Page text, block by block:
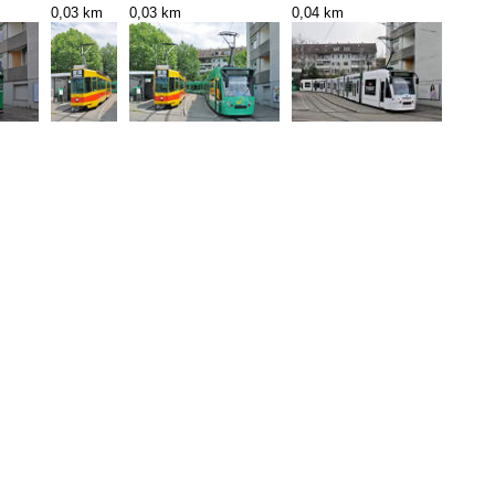
0,03 km 0,03 km 0,04 km